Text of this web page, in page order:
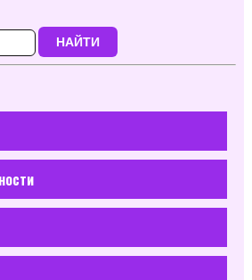
НАЙТИ